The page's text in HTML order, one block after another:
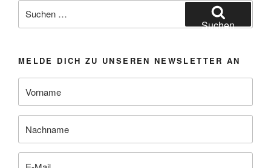
nach:
Suchen
MELDE DICH ZU UNSEREN NEWSLETTER AN